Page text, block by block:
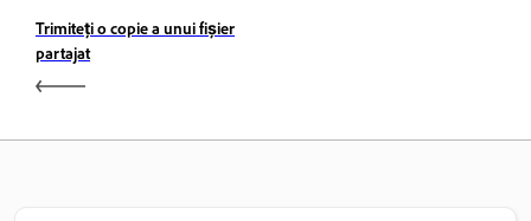
Trimiteți o copie a unui fișier
partajat